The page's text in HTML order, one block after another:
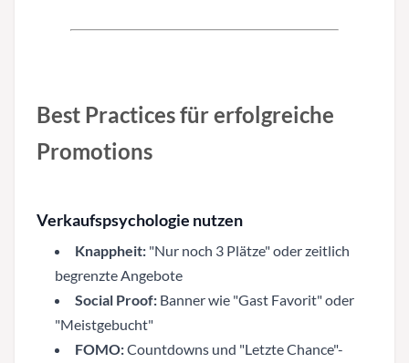
Best Practices für erfolgreiche
Promotions
Verkaufspsychologie nutzen
Knappheit: "Nur noch 3 Plätze" oder zeitlich
begrenzte Angebote
Social Proof: Banner wie "Gast Favorit" oder
"Meistgebucht"
FOMO:Countdowns und "Letzte Chance"-